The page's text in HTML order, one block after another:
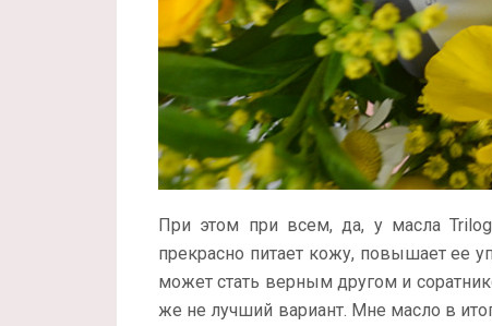
При этом при всем, да, у масла
прекрасно питает кожу, повышает ее
может стать верным другом и
же не лучший вариант. Мне масло в